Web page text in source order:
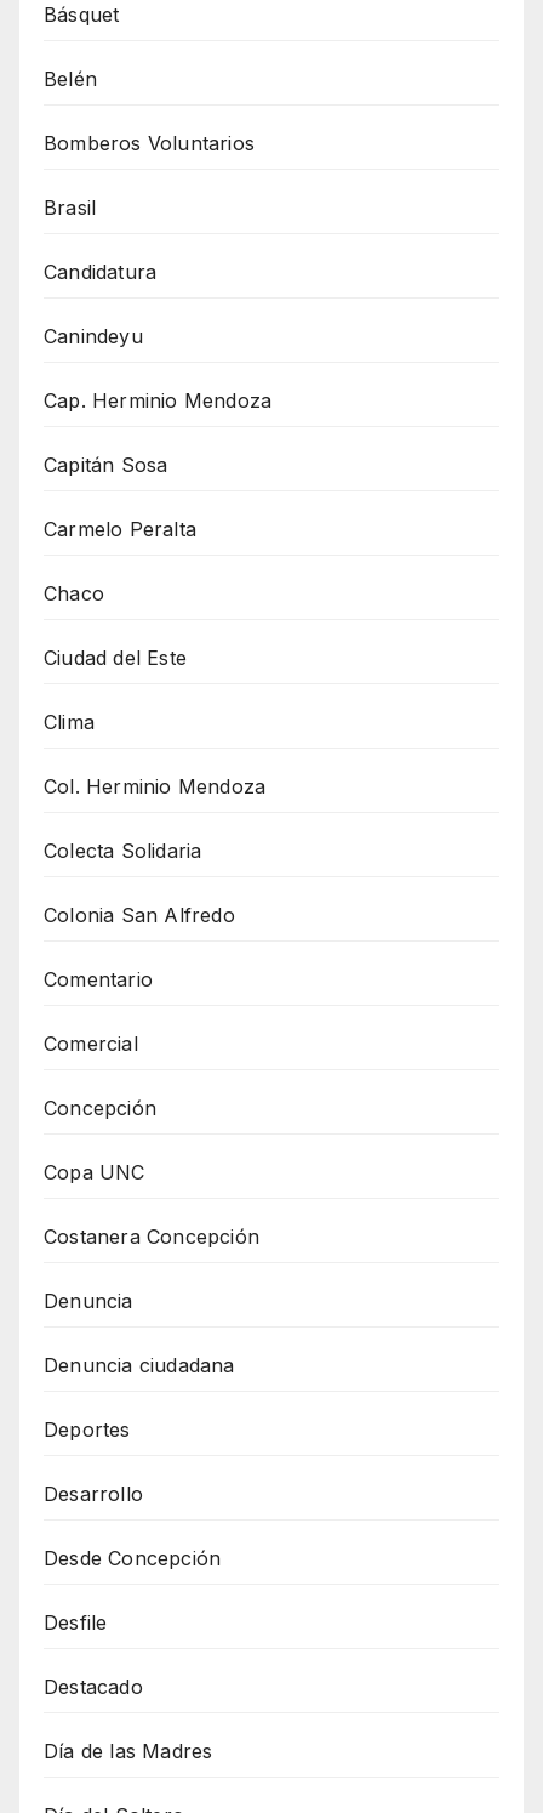
Básquet
Belén
Bomberos Voluntarios
Brasil
Candidatura
Canindeyu
Cap. Herminio Mendoza
Capitán Sosa
Carmelo Peralta
Chaco
Ciudad del Este
Clima
Col. Herminio Mendoza
Colecta Solidaria
Colonia San Alfredo
Comentario
Comercial
Concepción
Copa UNC
Costanera Concepción
Denuncia
Denuncia ciudadana
Deportes
Desarrollo
Desde Concepción
Desfile
Destacado
Día de las Madres